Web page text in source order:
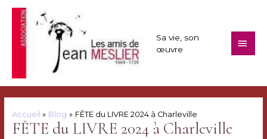
Aller
contenu
Sa vie, son
œuvre
Accueil Blog FÊTE du LIVRE 2024 à Charleville
FÊTE du LIVRE 2024 à Charleville